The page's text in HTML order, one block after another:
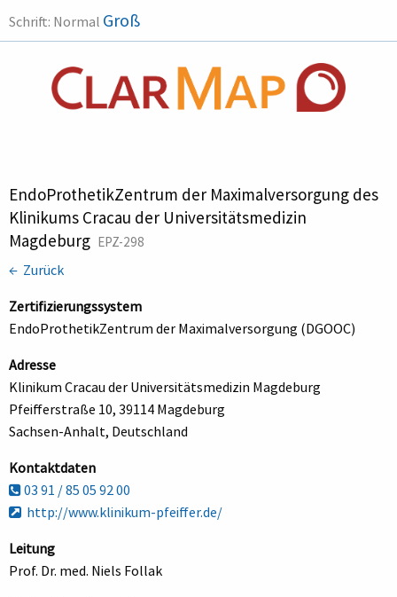
Schrift: Normal Groß
EndoProthetikZentrum der Maximalversorgung des
Klinikums Cracau der Universitätsmedizin
Magdeburg EPZ-298
← Zurück
Zertifizierungssystem
EndoProthetikZentrum der Maximalversorgung (DGOOC)
Adresse
Klinikum Cracau der Universitätsmedizin Magdeburg
Pfeifferstraße 10, 39114 Magdeburg
Sachsen-Anhalt, Deutschland
Kontaktdaten
03 91 / 85 05 92 00
http://www.klinikum-pfeiffer.de/
Leitung
Prof. Dr. med. Niels Follak